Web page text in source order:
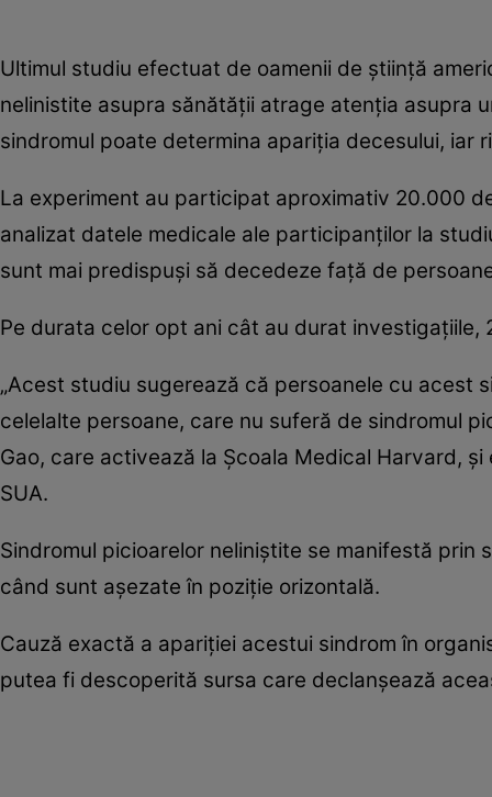
Ultimul studiu efectuat de oamenii de ştiinţă
nelinistite asupra sănătăţii atrage atenţia asupra
sindromul poate determina apariţia decesului, iar
La experiment au participat aproximativ 20.000
analizat datele medicale ale participanţilor la
sunt mai predispuşi să decedeze faţă de
Pe durata celor opt ani cât au durat investigaţiile,
„Acest studiu sugerează că persoanele cu acest
celelalte persoane, care nu suferă de sindromul
Gao, care activează la Şcoala Medical Harvard,
SUA.
Sindromul picioarelor neliniştite se manifestă
când sunt aşezate în poziţie orizontală.
Cauză exactă a apariţiei acestui sindrom în
putea fi descoperită sursa care declanşează